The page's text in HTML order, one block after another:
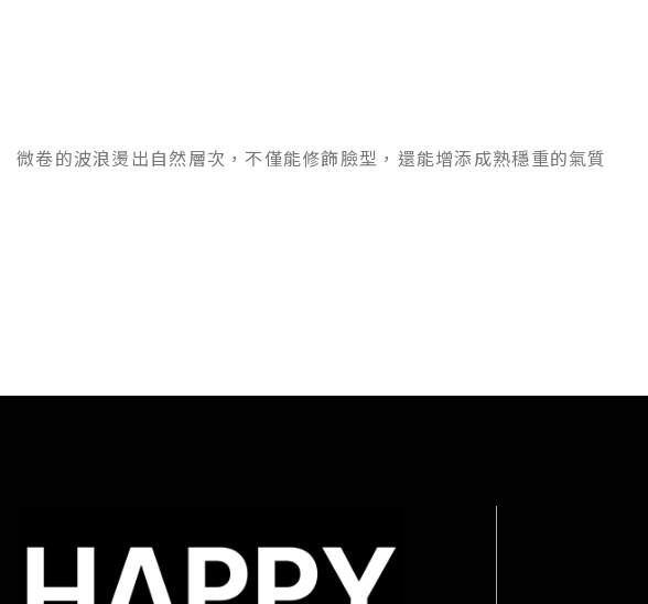
微卷的波浪燙出自然層次，不僅能修飾臉型，還能增添成熟穩重的氣質